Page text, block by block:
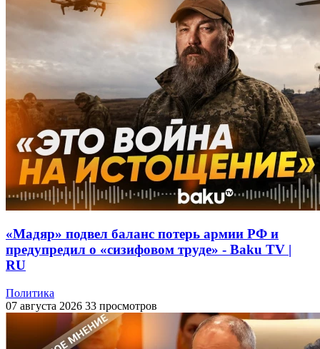
«Мадяр» подвел баланс потерь армии РФ и
предупредил о «сизифовом труде» - Baku TV |
RU
Политика
07 августа 2026 33 просмотров